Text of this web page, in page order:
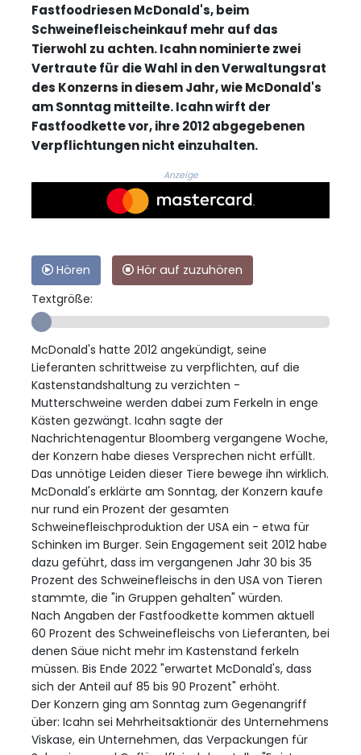
Fastfoodriesen McDonald's, beim
Schweinefleischeinkauf mehr auf das
Tierwohl zu achten. Icahn nominierte zwei
Vertraute für die Wahl in den Verwaltungsrat
des Konzerns in diesem Jahr, wie McDonald's
am Sonntag mitteilte. Icahn wirft der
Fastfoodkette vor, ihre 2012 abgegebenen
Verpflichtungen nicht einzuhalten.
Anzeige
Hören
Hör auf zuzuhören
Textgröße:
McDonald's hatte 2012 angekündigt, seine
Lieferanten schrittweise zu verpflichten, auf die
Kastenstandshaltung zu verzichten -
Mutterschweine werden dabei zum Ferkeln in enge
Kästen gezwängt. Icahn sagte der
Nachrichtenagentur Bloomberg vergangene Woche,
der Konzern habe dieses Versprechen nicht erfüllt.
Das unnötige Leiden dieser Tiere bewege ihn wirklich.
McDonald's erklärte am Sonntag, der Konzern kaufe
nur rund ein Prozent der gesamten
Schweinefleischproduktion der USA ein - etwa für
Schinken im Burger. Sein Engagement seit 2012 habe
dazu geführt, dass im vergangenen Jahr 30 bis 35
Prozent des Schweinefleischs in den USA von Tieren
stammte, die "in Gruppen gehalten" würden.
Nach Angaben der Fastfoodkette kommen aktuell
60 Prozent des Schweinefleischs von Lieferanten, bei
denen Säue nicht mehr im Kastenstand ferkeln
müssen. Bis Ende 2022 "erwartet McDonald's, dass
sich der Anteil auf 85 bis 90 Prozent" erhöht.
Der Konzern ging am Sonntag zum Gegenangriff
über: Icahn sei Mehrheitsaktionär des Unternehmens
Viskase, ein Unternehmen, das Verpackungen für